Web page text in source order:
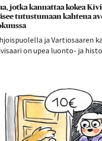
jotka kannattaa kokea
tutustumaan kahtena
ja Vartiosaaren
on upea luonto- ja